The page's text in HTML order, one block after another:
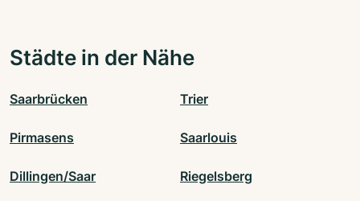
Städte in der Nähe
Saarbrücken Trier
Pirmasens Saarlouis
Dillingen/Saar Riegelsberg